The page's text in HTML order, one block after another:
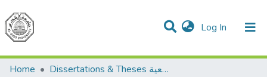
Log In (current)
Communities & Collections
All of DSpace
Home
Dissertations & Theses الرسائل الجامعية